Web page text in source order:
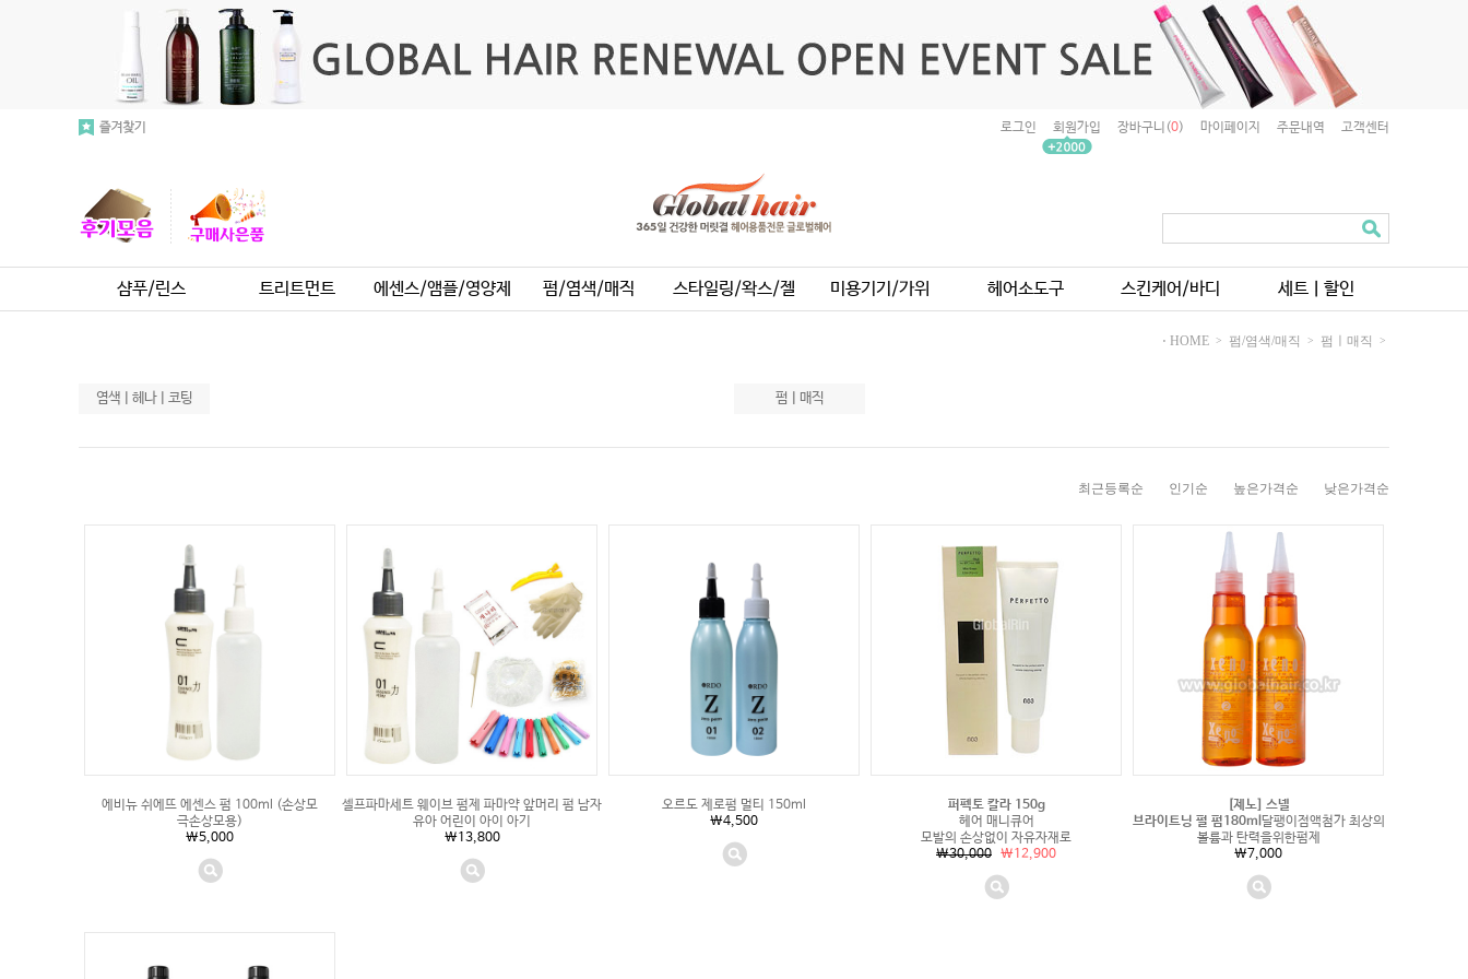
로그인 회원가입 장바구니(0) 마이페이지 주문내역 고객센터
샴푸/린스 트리트먼트 에센스/앰플/영양제 펌/염색/매직 스타일링/왁스/젤 미용기기/가위 헤어소도구 스킨케어/바디 세트ㅣ할인
⋅ HOME > 펌/염색/매직 > 펌ㅣ매직 >
염색ㅣ헤나ㅣ코팅 펌ㅣ매직
최근등록순 인기순 높은가격순 낮은가격순
에비뉴 쉬에뜨 에센스 펌 100ml (손상모
극손상모용)
\5,000
셀프파마세트 웨이브 펌제 파마약 앞머리 펌 남자
유아 어린이 아이 아기
\13,800
오르도 제로펌 멀티 150ml
\4,500
퍼펙토 칼라 150g
헤어 매니큐어
모발의 손상없이 자유자재로
\30,000 \12,900
[제노] 스넬
브라이트닝 펄 펌180ml달팽이점액첨가 최상의
볼륨과 탄력을위한펌제
\7,000